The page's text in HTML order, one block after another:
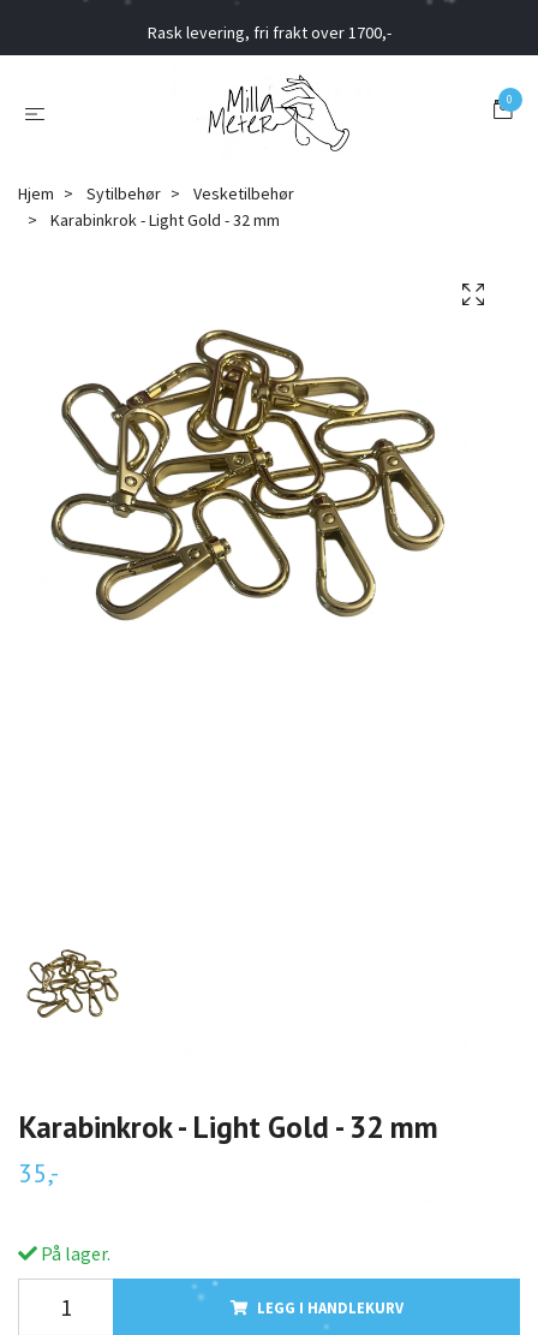
Rask levering, fri frakt over 1700,-
0
Hjem Sytilbehør
Vesketilbehør
Karabinkrok - Light Gold - 32 mm
Karabinkrok - Light Gold - 32 mm
35,-
På lager.
LEGG I HANDLEKURV